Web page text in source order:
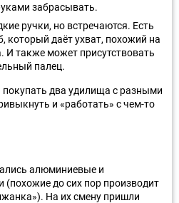
забрасывать.
ручки, но встречаются. Есть
который даёт ухват, похожий на
И также может присутствовать
палец.
покупать два удилища с разными
и «работать» с чем-то
алюминиевые и
(похожие до сих пор производит
На их смену пришли